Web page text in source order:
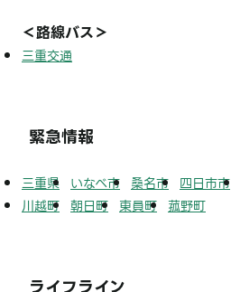
＜路線バス＞
三重交通
緊急情報
三重県 いなべ市 桑名市 四日市市
川越町 朝日町 東員町 菰野町
ライフライン